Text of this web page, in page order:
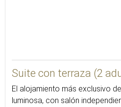
Suite con terraza (2
El alojamiento más exclusivo
luminosa, con salón